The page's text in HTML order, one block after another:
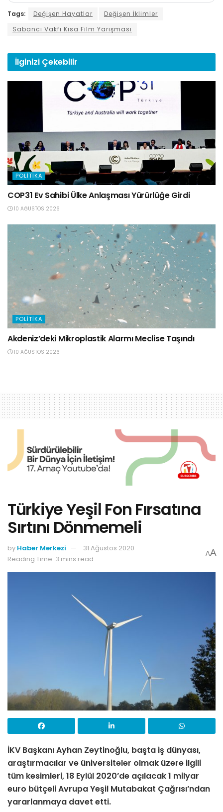
Tags: Değişen Hayatlar
Değişen İklimler
Sabancı Vakfı Kısa Film Yarışması
İlginizi Çekebilir
POLITIKA
COP31 Ev Sahibi Ülke Anlaşması Yürürlüğe Girdi
10 AĞUSTOS 2026
POLITIKA
Akdeniz’deki Mikroplastik Alarmı Meclise Taşındı
10 AĞUSTOS 2026
Türkiye Yeşil Fon Fırsatına
Sırtını Dönmemeli
by Haber Merkezi
31 Ağustos 2020
Reading Time: 3 mins read
AA
İKV Başkanı Ayhan Zeytinoğlu, başta iş dünyası,
araştırmacılar ve üniversiteler olmak üzere ilgili
tüm kesimleri, 18 Eylül 2020’de açılacak 1 milyar
euro bütçeli Avrupa Yeşil Mutabakat Çağrısı’ndan
yararlanmaya davet etti.